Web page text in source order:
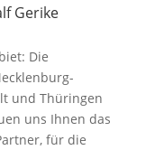
Gerike
Die
und Thüringen
uns Ihnen das
für die